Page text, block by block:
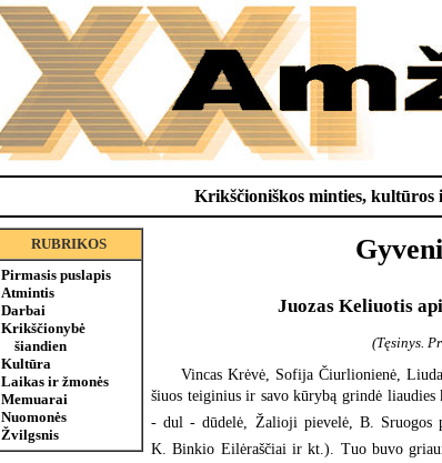
Krikščioniškos minties, kultūros
RUBRIKOS
Pirmasis puslapis
Atmintis
Darbai
Krikščionybė
šiandien
Kultūra
Laikas ir žmonės
Memuarai
Nuomonės
Žvilgsnis
Juozas Keliuotis
(Tęsinys.
Vincas Krėvė, Sofija Čiurlionienė,
šiuos teiginius ir savo kūrybą grindė liaudies
- dul - dūdelė, Žalioji pievelė, B.
K. Binkio Eilėraščiai ir kt.). Tuo buvo